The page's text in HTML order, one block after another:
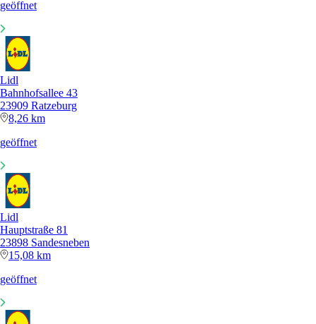
geöffnet
Lidl
Bahnhofsallee 43
23909 Ratzeburg
8,26 km
geöffnet
Lidl
Hauptstraße 81
23898 Sandesneben
15,08 km
geöffnet